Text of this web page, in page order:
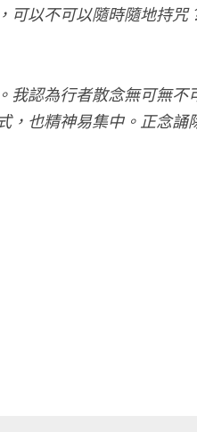
可以不可以隨時隨地持咒
我認為行者散念無可無不
，也精神易集中。正念誦